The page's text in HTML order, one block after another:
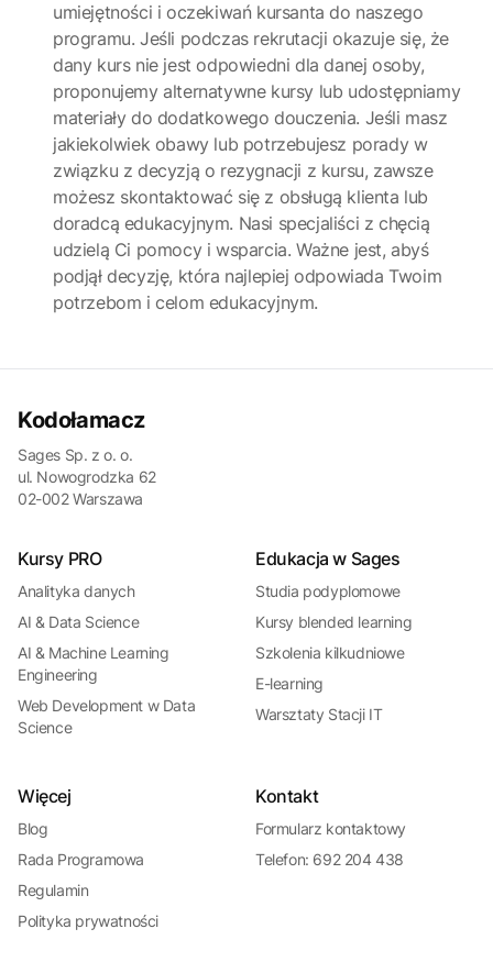
umiejętności i oczekiwań kursanta do naszego
programu. Jeśli podczas rekrutacji okazuje się, że
dany kurs nie jest odpowiedni dla danej osoby,
proponujemy alternatywne kursy lub udostępniamy
materiały do dodatkowego douczenia. Jeśli masz
jakiekolwiek obawy lub potrzebujesz porady w
związku z decyzją o rezygnacji z kursu, zawsze
możesz skontaktować się z obsługą klienta lub
doradcą edukacyjnym. Nasi specjaliści z chęcią
udzielą Ci pomocy i wsparcia. Ważne jest, abyś
podjął decyzję, która najlepiej odpowiada Twoim
potrzebom i celom edukacyjnym.
Kodołamacz
Sages Sp. z o. o.
ul. Nowogrodzka 62
02-002 Warszawa
Kursy PRO
Analityka danych
AI & Data Science
AI & Machine Learning
Engineering
Web Development w Data
Science
Edukacja w Sages
Studia podyplomowe
Kursy blended learning
Szkolenia kilkudniowe
E-learning
Warsztaty Stacji IT
Więcej
Blog
Rada Programowa
Regulamin
Polityka prywatności
Kontakt
Formularz kontaktowy
Telefon: 692 204 438